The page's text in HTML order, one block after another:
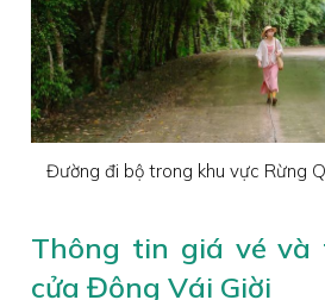
Đường đi bộ trong khu vực Rừng
Thông tin giá vé và
cửa Động Vái Giời